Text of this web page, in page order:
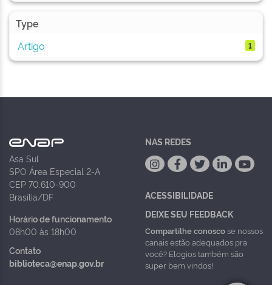
Type
Artigo
1
Asa Sul
SPO Área Especial 2-A
CEP 70.610-900
Brasília/DF
Horário de funcionamento
08h00 às 18h00
Contato
biblioteca@enap.gov.br
NAS REDES
ACESSIBILIDADE
DEIXE SEU FEEDBACK
Compartilhe conoscose nossos
canais estão adequados pra
você? Elogios também são
super bem vindos!